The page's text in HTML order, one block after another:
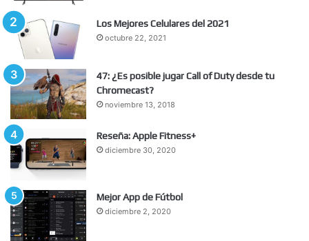
Los Mejores Celulares del 2021
octubre 22, 2021
47: ¿Es posible jugar Call of Duty desde tu
Chromecast?
noviembre 13, 2018
Reseña: Apple Fitness+
diciembre 30, 2020
Mejor App de Fútbol
diciembre 2, 2020